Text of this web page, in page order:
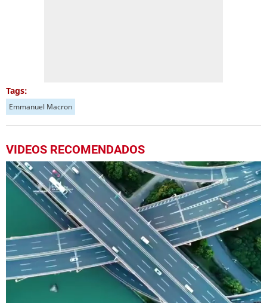
Tags:
Emmanuel Macron
VIDEOS RECOMENDADOS